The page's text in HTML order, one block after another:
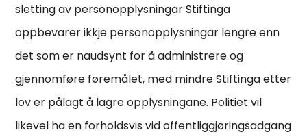
sletting av personopplysningar Stiftinga
oppbevarer ikkje personopplysningar lengre enn
det som er naudsynt for å administrere og
gjennomføre føremålet, med mindre Stiftinga etter
lov er pålagt å lagre opplysningane. Politiet vil
likevel ha en forholdsvis vid offentliggjøringsadgang